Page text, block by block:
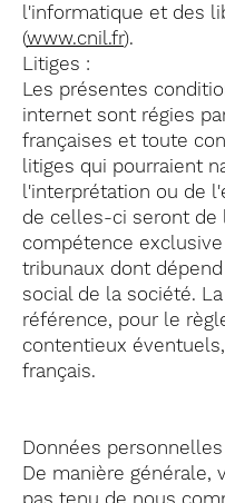
l'informatique et des
(www.cnil.fr).
Litiges :
Les présentes
internet sont régies
françaises et toute
litiges qui pourraient
l'interprétation ou de
de celles-ci seront de
compétence
tribunaux dont
social de la société.
référence, pour le
contentieux
français.
Données personnelles
De manière générale,
pas tenu de nous